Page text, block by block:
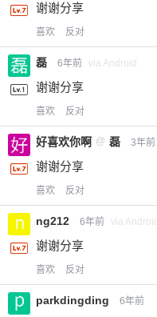
谢谢分享
喜欢 反对
磊 6年前 via Android
谢谢分享
喜欢 反对
好喜欢你啊 @ 磊 3年前
谢谢分享
喜欢 反对
ng212 6年前 via Android
谢谢分享
喜欢 反对
parkdingding 6年前